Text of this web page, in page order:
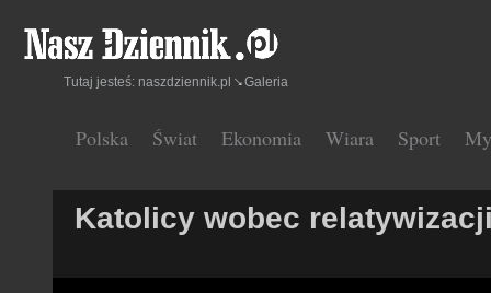
Polska Świat Ekonomia Wiara Sport
Tutaj jesteś: naszdziennik.pl Galeria
Katolicy wobec